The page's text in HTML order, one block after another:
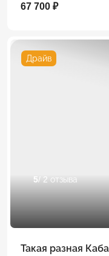
67 700 ₽
Драйв
5/ 2 отзыва
Такая разная